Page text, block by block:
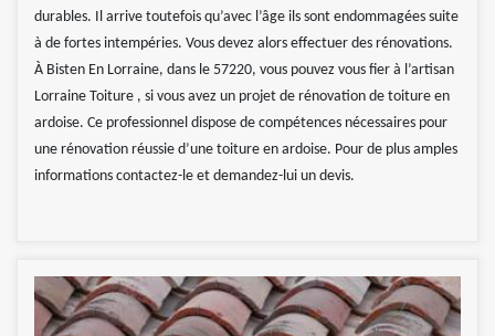
durables. Il arrive toutefois qu’avec l’âge ils sont endommagées suite
à de fortes intempéries. Vous devez alors effectuer des rénovations.
À Bisten En Lorraine, dans le 57220, vous pouvez vous fier à l’artisan
Lorraine Toiture , si vous avez un projet de rénovation de toiture en
ardoise. Ce professionnel dispose de compétences nécessaires pour
une rénovation réussie d’une toiture en ardoise. Pour de plus amples
informations contactez-le et demandez-lui un devis.